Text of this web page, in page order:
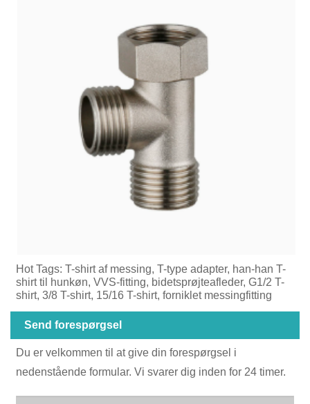
Hot Tags: T-shirt af messing, T-type adapter, han-han T-
shirt til hunkøn, VVS-fitting, bidetsprøjteafleder, G1/2 T-
shirt, 3/8 T-shirt, 15/16 T-shirt, forniklet messingfitting
Send forespørgsel
Du er velkommen til at give din forespørgsel i
nedenstående formular. Vi svarer dig inden for 24 timer.